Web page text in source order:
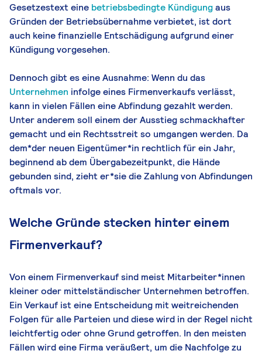
Gesetzestext eine betriebsbedingte Kündigungaus
Gründen der Betriebsübernahme verbietet, ist dort
auch keine finanzielle Entschädigung aufgrund einer
Kündigung vorgesehen.
Dennoch gibt es eine Ausnahme: Wenn du das
Unternehmen infolge eines Firmenverkaufs verlässt,
kann in vielen Fällen eine Abfindung gezahlt werden.
Unter anderem soll einem der Ausstieg schmackhafter
gemacht und ein Rechtsstreit so umgangen werden. Da
dem*der neuen Eigentümer*in rechtlich für ein Jahr,
beginnend ab dem Übergabezeitpunkt, die Hände
gebunden sind, zieht er*sie die Zahlung von Abfindungen
oftmals vor.
Welche Gründe stecken hinter einem
Firmenverkauf?
Von einem Firmenverkauf sind meist Mitarbeiter*innen
kleiner oder mittelständischer Unternehmen betroffen.
Ein Verkauf ist eine Entscheidung mit weitreichenden
Folgen für alle Parteien und diese wird in der Regel nicht
leichtfertig oder ohne Grund getroffen. In den meisten
Fällen wird eine Firma veräußert, um die Nachfolge zu